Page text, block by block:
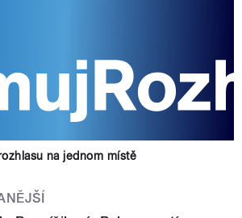
na jednom místě